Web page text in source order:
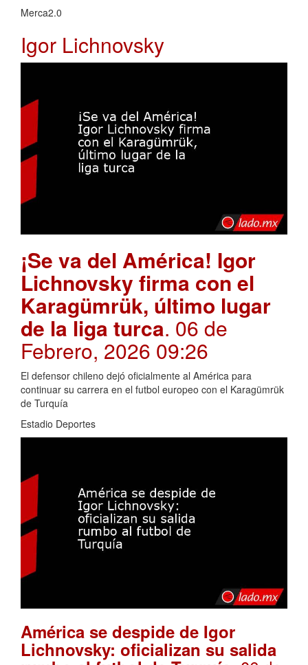
Merca2.0
Igor Lichnovsky
¡Se va del América! Igor
Lichnovsky firma con el
Karagümrük, último lugar
de la liga turca. 06 de
Febrero, 2026 09:26
El defensor chileno dejó oficialmente al América para
continuar su carrera en el futbol europeo con el Karagümrük
de Turquía
Estadio Deportes
América se despide de Igor
Lichnovsky: oficializan su salida